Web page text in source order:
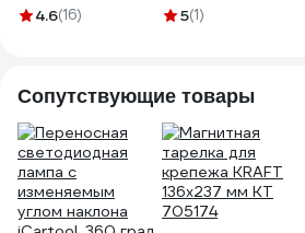
3/8", 44 предм,
4.6(16)
предмета, мини
5(1)
Сопутствующие товары